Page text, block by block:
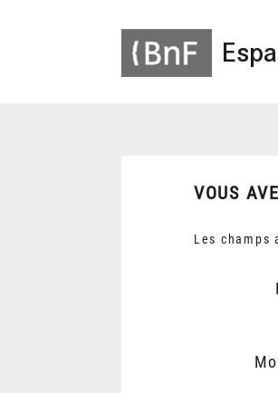
VOUS
Les champs